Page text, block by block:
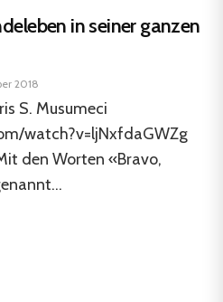
in seiner ganzen
2018
S. Musumeci
watch?v=ljNxfdaGWZg
den Worten «Bravo,